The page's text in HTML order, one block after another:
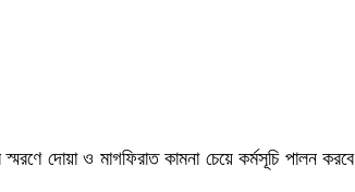
দোয়া ও মাগফিরাত কামনা চেয়ে কর্মসূচি পালন করবে